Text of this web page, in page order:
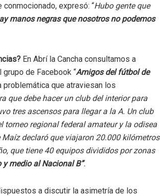
expresó: “Hubo gente que
manos negras que nosotros no podemos
En Abrí la Cancha consultamos a
de Facebook “Amigos del fútbol de
problemática que atraviesan los
que debe hacer un club del interior para
tres ascensos para llegar a la A. Un club
torneo regional federal amateur y la odisea
declaró que viajaron 20.000 kilómetros
que tiene 40 equipos divididos por zonas
medio al Nacional B”.
a discutir la asimetría de los